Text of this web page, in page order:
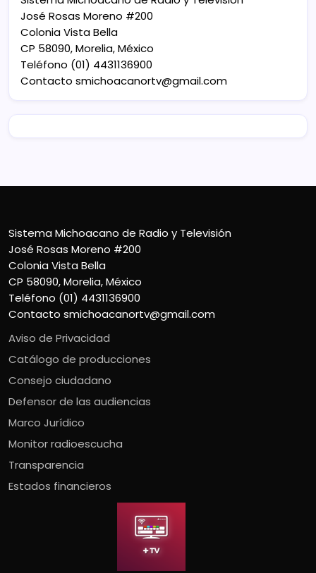
José Rosas Moreno #200
Colonia Vista Bella
CP 58090, Morelia, México
Teléfono (01) 4431136900
Contacto smichoacanortv@gmail.com
Sistema Michoacano de Radio y Televisión
José Rosas Moreno #200
Colonia Vista Bella
CP 58090, Morelia, México
Teléfono (01) 4431136900
Contacto smichoacanortv@gmail.com
Aviso de Privacidad
Catálogo de producciones
Consejo ciudadano
Defensor de las audiencias
Marco Jurídico
Monitor radioescucha
Transparencia
Estados financieros